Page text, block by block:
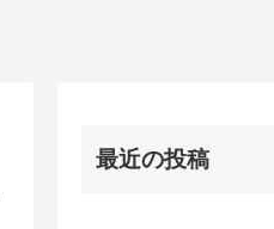
最近の投稿